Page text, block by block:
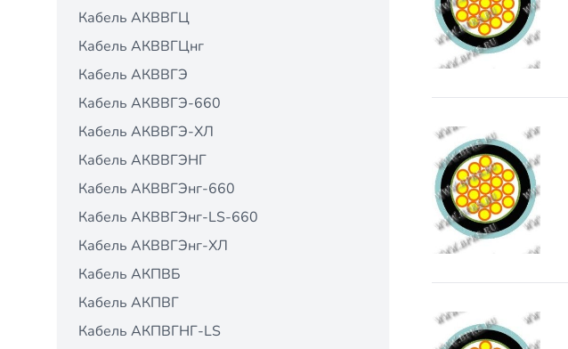
Кабель АКВВГЦ
Кабель АКВВГЦнг
Кабель АКВВГЭ
Кабель АКВВГЭ-660
Кабель АКВВГЭ-ХЛ
Кабель АКВВГЭНГ
Кабель АКВВГЭнг-660
Кабель АКВВГЭнг-LS-660
Кабель АКВВГЭнг-ХЛ
Кабель АКПВБ
Кабель АКПВГ
Кабель АКПВГНГ-LS